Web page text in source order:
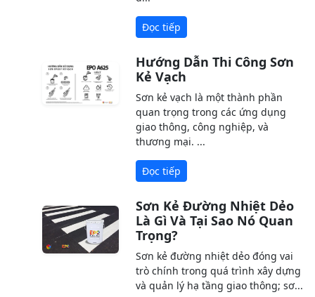
Đọc tiếp
Hướng Dẫn Thi Công Sơn
Kẻ Vạch
Sơn kẻ vạch là một thành phần
quan trọng trong các ứng dụng
giao thông, công nghiệp, và
thương mại. ...
Đọc tiếp
Sơn Kẻ Đường Nhiệt Dẻo
Là Gì Và Tại Sao Nó Quan
Trọng?
Sơn kẻ đường nhiệt dẻo đóng vai
trò chính trong quá trình xây dựng
và quản lý hạ tầng giao thông; sơ...